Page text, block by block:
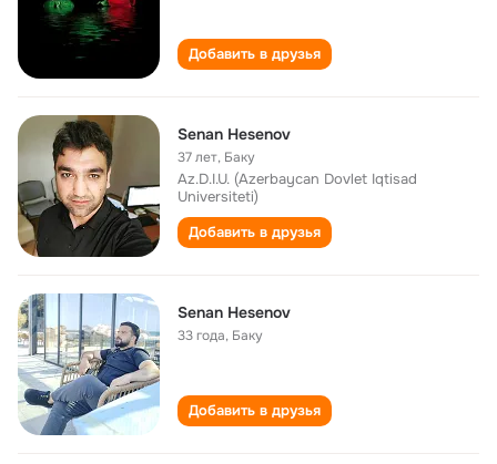
Добавить в друзья
Senan Hesenov
37 лет, Баку
Az.D.I.U. (Azerbaycan Dovlet Iqtisad
Universiteti)
Добавить в друзья
Senan Hesenov
33 года, Баку
Добавить в друзья